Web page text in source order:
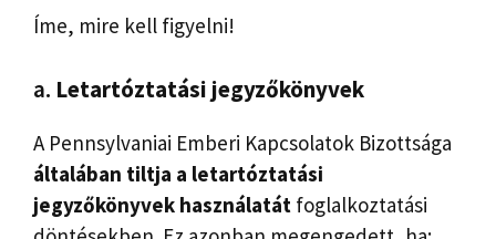
Íme, mire kell figyelni!
a. Letartóztatási jegyzőkönyvek
A Pennsylvaniai Emberi Kapcsolatok Bizottsága
általában tiltja a letartóztatási
jegyzőkönyvek használatát foglalkoztatási